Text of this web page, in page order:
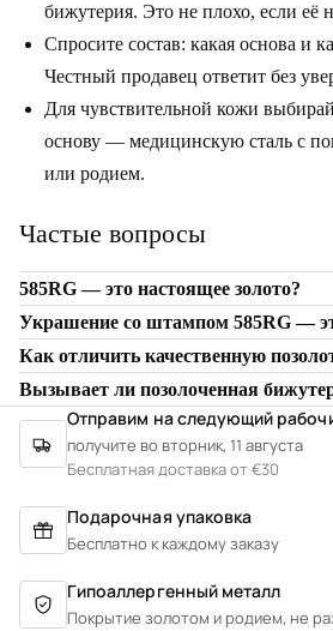
бижутерия. Это не плохо, если её
Спросите состав: какая основа и
Честный продавец ответит без
Для чувствительной кожи
основу — медицинскую сталь с
или родием.
Частые вопросы
585RG — это настоящее золото?
Украшение со штампом 585RG —
Как отличить качественную
Вызывает ли позолоченная
Отправим на следующий
получите во вторник, 11 августа
Бесплатная доставка от €30
Подарочная упаковка
Бесплатно к каждому заказу
Гипоаллергенный металл
Покрытие золотом и родием, не